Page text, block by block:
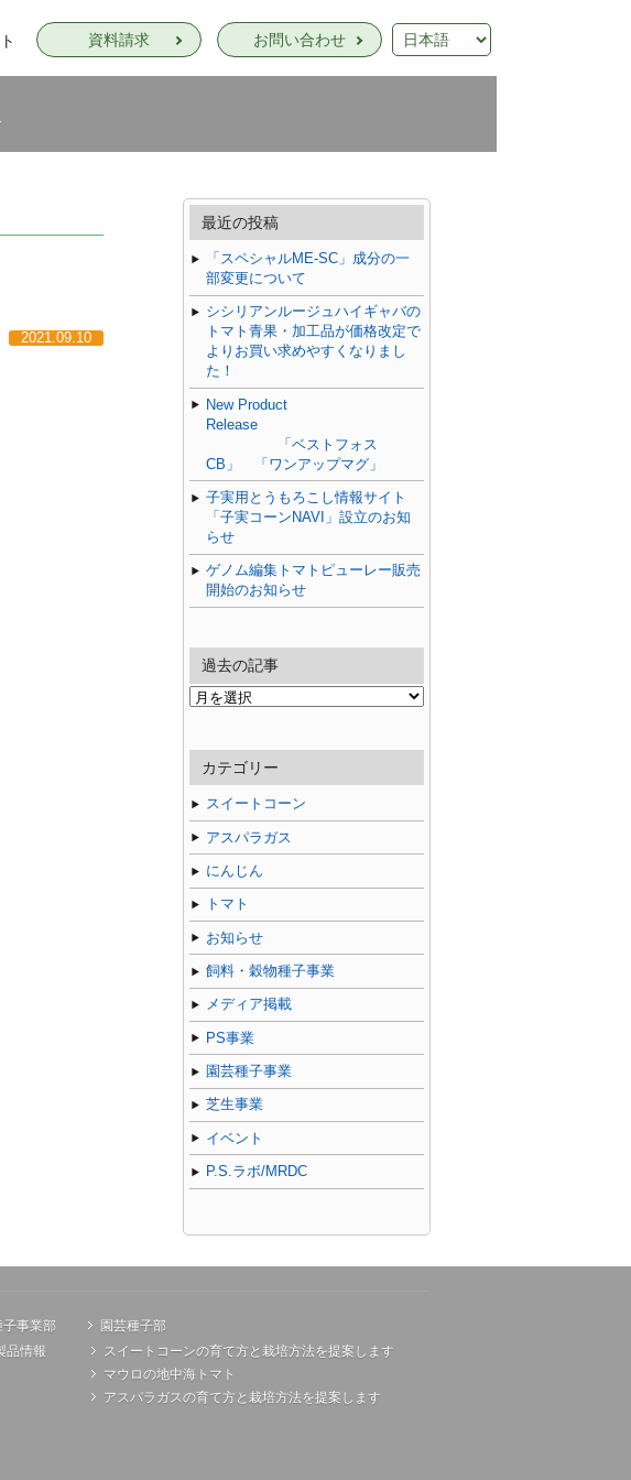
プ
資料請求 お問い合わせ
2021.09.10
最近の投稿
「スペシャルME-SC」成分の一
部変更について
シシリアンルージュハイギャバの
トマト青果・加工品が価格改定で
よりお買い求めやすくなりまし
た！
New Product
Release
「ベストフォス
CB」 「ワンアップマグ」
子実用とうもろこし情報サイト
「子実コーンNAVI」設立のお知
らせ
ゲノム編集トマトピューレー販売
開始のお知らせ
過去の記事
過
記
事
カテゴリー
スイートコーン
アスパラガス
にんじん
トマト
お知らせ
飼料・穀物種子事業
メディア掲載
PS事業
園芸種子事業
芝生事業
イベント
P.S.ラボ/MRDC
事業部
品情報
園芸種子部
スイートコーンの育て方と栽培方法を提案します
マウロの地中海トマト
アスパラガスの育て方と栽培方法を提案します